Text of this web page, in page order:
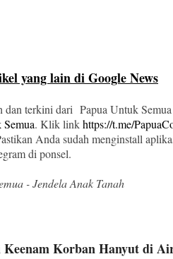
yang lain di Google News
dan terkini dari Papua Untuk
. Klik linkhttps://t.me/
Anda sudah menginstall
di ponsel.
- Jendela Anak Tanah
Keenam Korban Hanyut di